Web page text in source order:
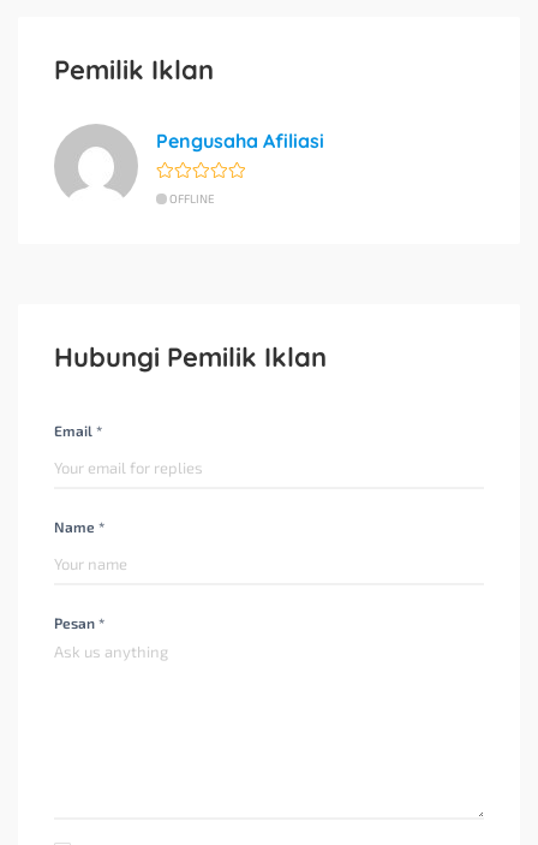
Pemilik Iklan
Pengusaha Afiliasi
OFFLINE
Hubungi Pemilik Iklan
Email *
Name *
Pesan *